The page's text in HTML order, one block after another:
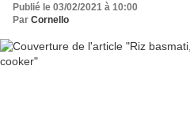
Publié le 03/02/2021 à 10:00
Par Cornello